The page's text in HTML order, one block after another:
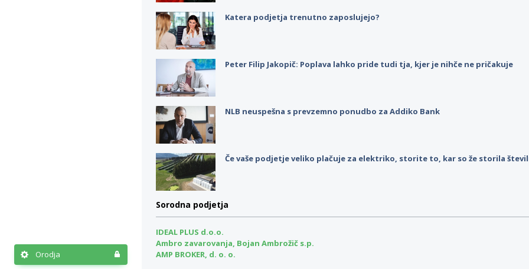
Orodja
Katera podjetja trenutno zaposlujejo?
Peter Filip Jakopič: Poplava lahko pride tudi tja, kjer je nihče ne pričakuje
NLB neuspešna s prevzemno ponudbo za Addiko Bank
Če vaše podjetje veliko plačuje za elektriko, storite to, kar so že storila
Sorodna podjetja
IDEAL PLUS d.o.o.
Ambro zavarovanja, Bojan Ambrožič s.p.
AMP BROKER, d. o. o.